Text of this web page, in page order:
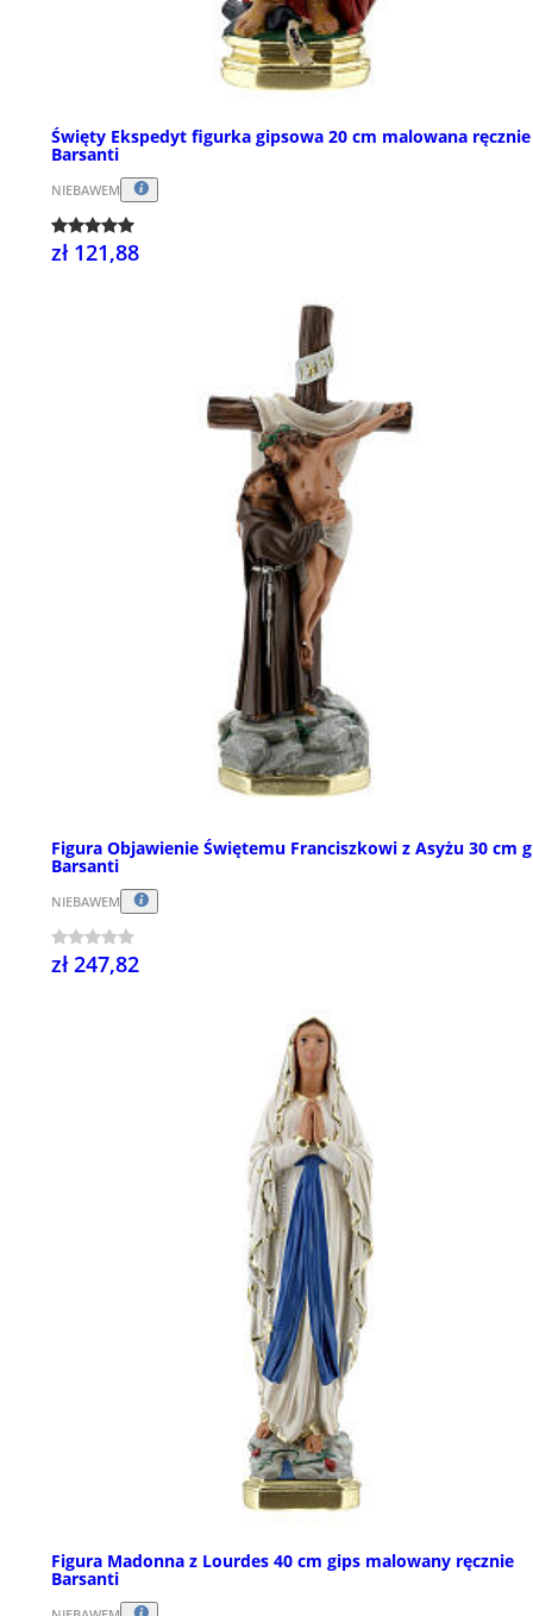
Święty Ekspedyt figurka gipsowa 20 cm malowana ręcznie
Barsanti
NIEBAWEM
zł 121,88
Figura Objawienie Świętemu Franciszkowi z Asyżu 30 cm
Barsanti
NIEBAWEM
zł 247,82
Figura Madonna z Lourdes 40 cm gips malowany ręcznie
Barsanti